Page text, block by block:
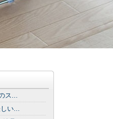
ス...
い...